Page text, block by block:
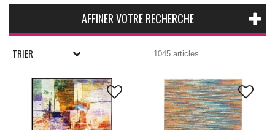
AFFINER VOTRE RECHERCHE
TRIER 1045 articles.